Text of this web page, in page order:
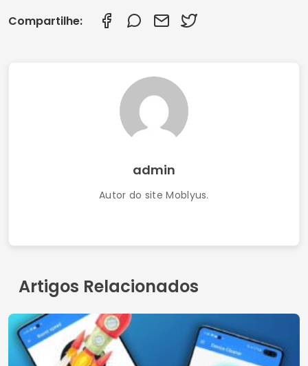
Compartilhe:
admin
Autor do site Moblyus.
Artigos Relacionados